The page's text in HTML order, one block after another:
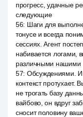
прогресс, удачные
следующие
56: Шаги для
тонусе и всегда
сессиях. Агент
набивается логами,
различными нашими
57: Обсуждениями. И
контекст протухает.
не трогать базу
вайбово, он вдруг
сносит половину